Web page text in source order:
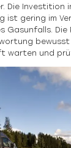
Die Investition
ist gering im
Gasunfalls.
bewusst
warten und